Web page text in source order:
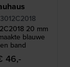
20 mm
blauwe
band
46,-